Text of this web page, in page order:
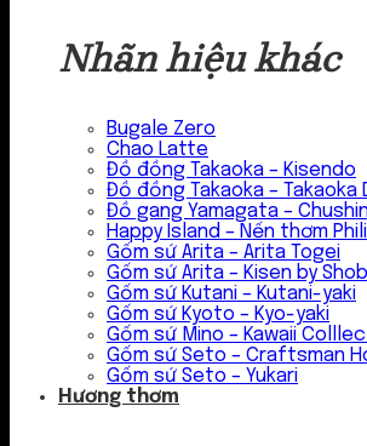
Nhãn hiệu khác
Bugale Zero
Chao Latte
Đồ đồng Takaoka – Kisendo
Đồ đồng Takaoka – Takaoka
Đồ gang Yamagata –
Happy Island – Nến thơm
Gốm sứ Arita – Arita Togei
Gốm sứ Arita – Kisen by
Gốm sứ Kutani – Kutani-yaki
Gốm sứ Kyoto – Kyo-yaki
Gốm sứ Mino – Kawaii
Gốm sứ Seto – Craftsman
Gốm sứ Seto – Yukari
Hương thơm